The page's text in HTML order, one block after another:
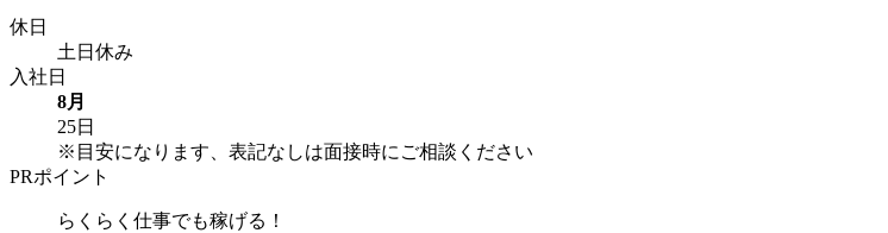
休日
土日休み
入社日
8月
25日
※目安になります、表記なしは面接時にご相談ください
PRポイント
らくらく仕事でも稼げる！